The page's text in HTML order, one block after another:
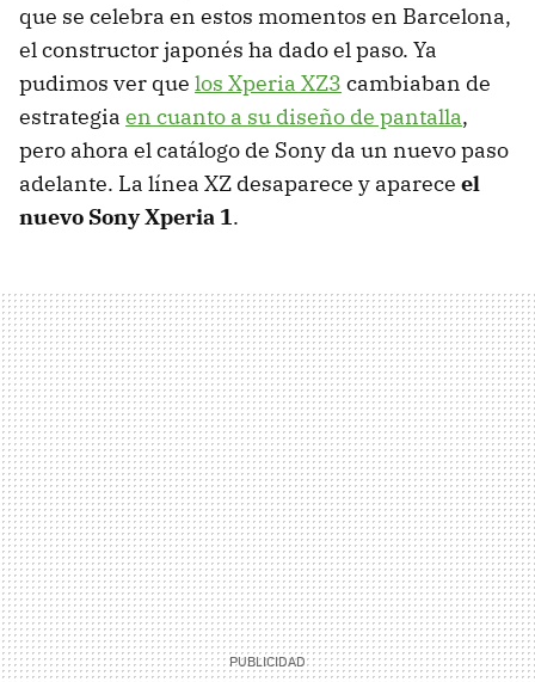
que se celebra en estos momentos en Barcelona,
el constructor japonés ha dado el paso. Ya
pudimos ver que los Xperia XZ3 cambiaban de
estrategia en cuanto a su diseño de pantalla,
pero ahora el catálogo de Sony da un nuevo paso
adelante. La línea XZ desaparece y aparece el
nuevo Sony Xperia 1.